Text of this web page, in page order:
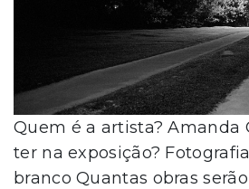
Quem é a artista? Amanda
ter na exposição?
branco Quantas obras